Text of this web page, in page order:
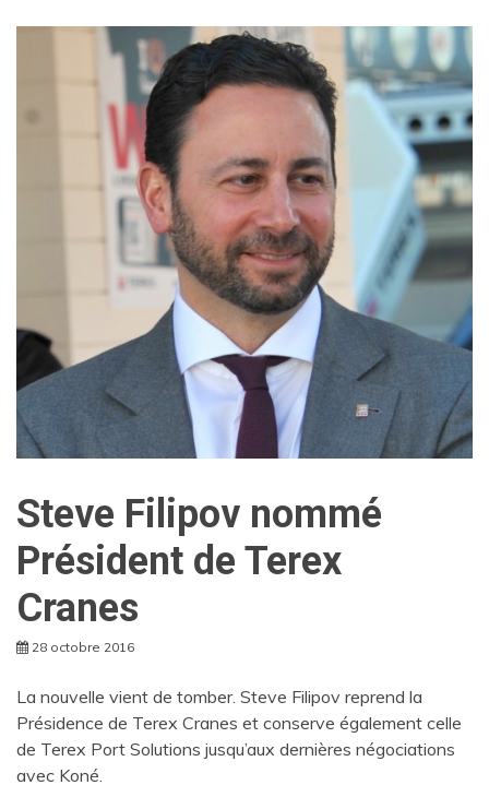
Steve Filipov nommé
Président de Terex
Cranes
28 octobre 2016
La nouvelle vient de tomber. Steve Filipov reprend la
Présidence de Terex Cranes et conserve également celle
de Terex Port Solutions jusqu’aux dernières négociations
avec Koné.